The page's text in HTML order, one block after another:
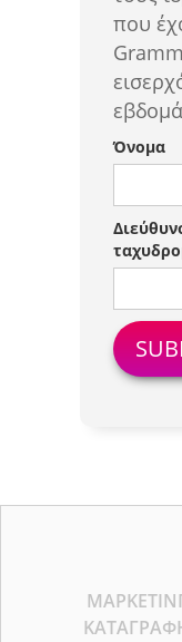
που
Όνομα